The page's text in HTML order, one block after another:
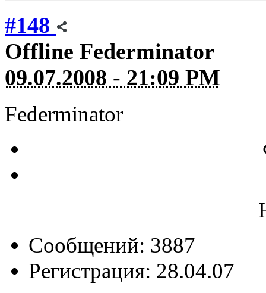
#148
Offline Federminator
09.07.2008 - 21:09 PM
Federminator
Сообщений: 3887
Регистрация: 28.04.07